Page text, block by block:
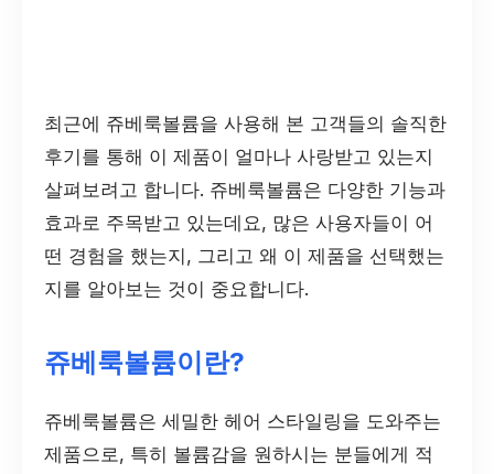
최근에 쥬베룩볼륨을 사용해 본 고객들의 솔직한
후기를 통해 이 제품이 얼마나 사랑받고 있는지
살펴보려고 합니다. 쥬베룩볼륨은 다양한 기능과
효과로 주목받고 있는데요, 많은 사용자들이 어
떤 경험을 했는지, 그리고 왜 이 제품을 선택했는
지를 알아보는 것이 중요합니다.
쥬베룩볼륨이란?
쥬베룩볼륨은 세밀한 헤어 스타일링을 도와주는
제품으로, 특히 볼륨감을 원하시는 분들에게 적